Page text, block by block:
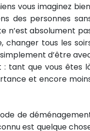
vous imaginez
des personnes
n’est absolument
changer tous les
d’être
: tant que vous êtes
et encore
de
est quelque